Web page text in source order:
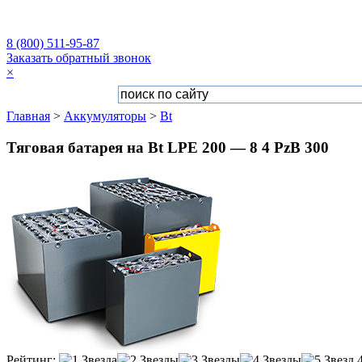
8 (800) 511-95-87
Заказать обратный звонок
×
Главная > Аккумуляторы > Bt
Тяговая батарея на Bt LPE 200 — 8 4 PzB 300